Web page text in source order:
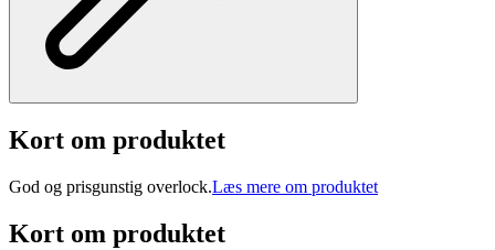
Kort om produktet
God og prisgunstig overlock.Læs mere om produktet
Kort om produktet